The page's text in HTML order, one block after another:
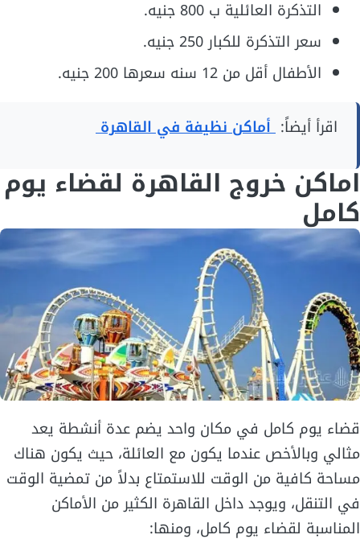
التذكرة العائلية ب 800 جنيه.
سعر التذكرة للكبار 250 جنيه.
الأطفال أقل من 12 سنه سعرها 200 جنيه.
اقرأ أيضاً: أماكن نظيفة في القاهرة
اماكن خروج القاهرة لقضاء يوم
كامل
قضاء يوم كامل في مكان واحد يضم عدة أنشطة يعد
مثالي وبالأخص عندما يكون مع العائلة، حيث يكون هناك
مساحة كافية من الوقت للاستمتاع بدلاً من تمضية الوقت
في التنقل، ويوجد داخل القاهرة الكثير من الأماكن
المناسبة لقضاء يوم كامل، ومنها: